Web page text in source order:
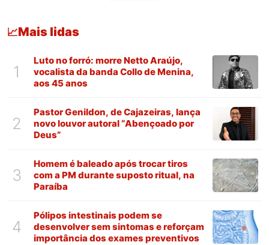
📈Mais lidas
1
Luto no forró: morre Netto Araújo,
vocalista da banda Collo de Menina,
aos 45 anos
2
Pastor Genildon, de Cajazeiras, lança
novo louvor autoral “Abençoado por
Deus”
3
Homem é baleado após trocar tiros
com a PM durante suposto ritual, na
Paraíba
4
Pólipos intestinais podem se
desenvolver sem sintomas e reforçam
importância dos exames preventivos